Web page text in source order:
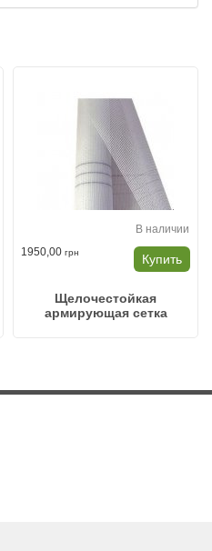
В наличии
1950,00 грн Купить
Щелочестойкая
армирующая сетка